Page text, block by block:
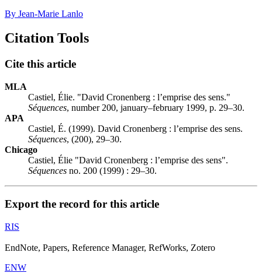
By Jean-Marie Lanlo
Citation Tools
Cite this article
MLA
Castiel, Élie. "David Cronenberg : l’emprise des sens."
Séquences, number 200, january–february 1999, p. 29–30.
APA
Castiel, É. (1999). David Cronenberg : l’emprise des sens.
Séquences, (200), 29–30.
Chicago
Castiel, Élie "David Cronenberg : l’emprise des sens".
Séquences no. 200 (1999) : 29–30.
Export the record for this article
RIS
EndNote, Papers, Reference Manager, RefWorks, Zotero
ENW